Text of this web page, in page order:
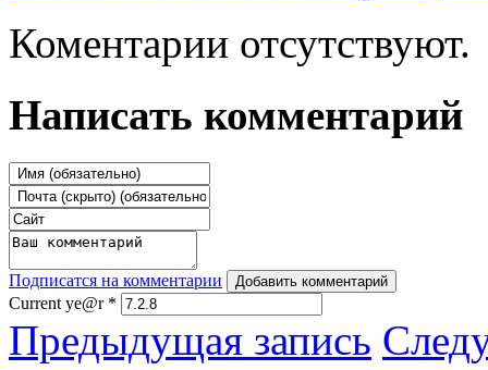
Коментарии отсутствуют.
Написать комментарий
Подписатся на комментарии Добавить комментарий
Current ye@r *
Предыдущая запись